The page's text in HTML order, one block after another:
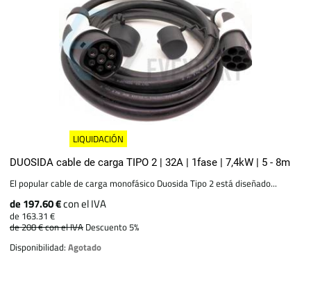
LIQUIDACIÓN
DUOSIDA cable de carga TIPO 2 | 32A | 1fase | 7,4kW | 5 - 8m
El popular cable de carga monofásico Duosida Tipo 2 está diseñado...
de 197.60 €con el IVA
de 163.31 €
de 208 €con el IVA Descuento 5%
Disponibilidad:Agotado